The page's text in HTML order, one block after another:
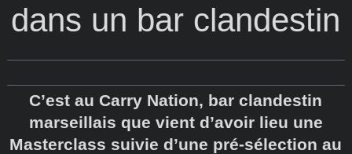
dans un bar clandestin
C’est au Carry Nation, bar clandestin
marseillais que vient d’avoir lieu une
Masterclass suivie d’une pré-sélection au